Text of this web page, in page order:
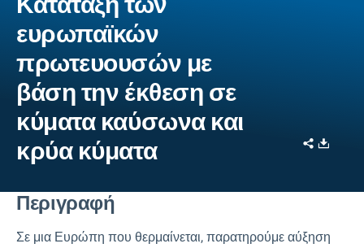
ευρωπαϊκών
πρωτευουσών με
βάση την έκθεση σε
κύματα καύσωνα και
κρύα κύματα
Share
Περιγραφή
Σε μια Ευρώπη που θερμαίνεται, παρατηρούμε αύξηση